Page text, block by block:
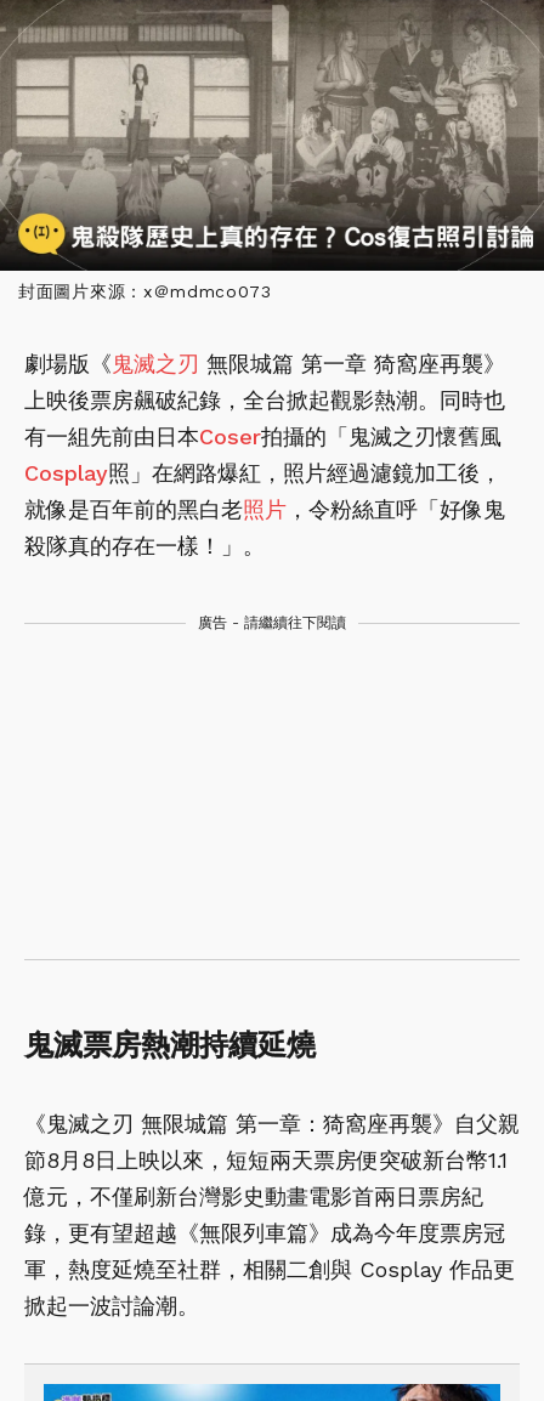
封面圖片來源：x＠mdmco073
劇場版《鬼滅之刃 無限城篇 第一章 猗窩座再襲》
上映後票房飆破紀錄，全台掀起觀影熱潮。同時也
有一組先前由日本Coser拍攝的「鬼滅之刃懷舊風
Cosplay照」在網路爆紅，照片經過濾鏡加工後，
就像是百年前的黑白老照片 ，令粉絲直呼「好像鬼
殺隊真的存在一樣！」。
廣告 - 請繼續往下閱讀
鬼滅票房熱潮持續延燒
《鬼滅之刃 無限城篇 第一章：猗窩座再襲》自父親
節8月8日上映以來，短短兩天票房便突破新台幣1.1
億元，不僅刷新台灣影史動畫電影首兩日票房紀
錄，更有望超越《無限列車篇》成為今年度票房冠
軍，熱度延燒至社群，相關二創與 Cosplay 作品更
掀起一波討論潮。